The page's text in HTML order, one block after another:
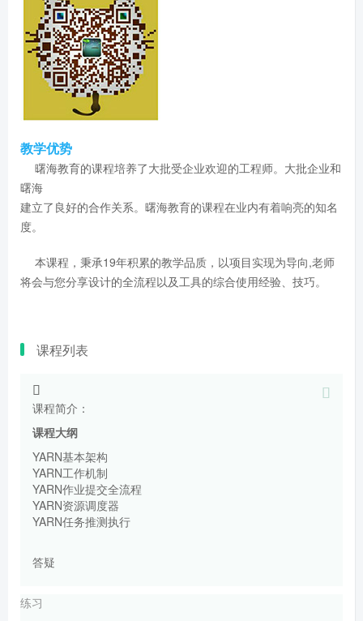
教学优势
曙海教育的课程培养了大批受企业欢迎的工程师。大批企业和
曙海
建立了良好的合作关系。曙海教育的课程在业内有着响亮的知名
度。
本课程，秉承19年积累的教学品质，以项目实现为导向,老师
将会与您分享设计的全流程以及工具的综合使用经验、技巧。
课程列表
课程简介：
课程大纲
YARN基本架构
YARN工作机制
YARN作业提交全流程
YARN资源调度器
YARN任务推测执行
答疑
练习